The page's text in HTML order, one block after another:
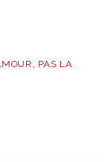
PAS LA